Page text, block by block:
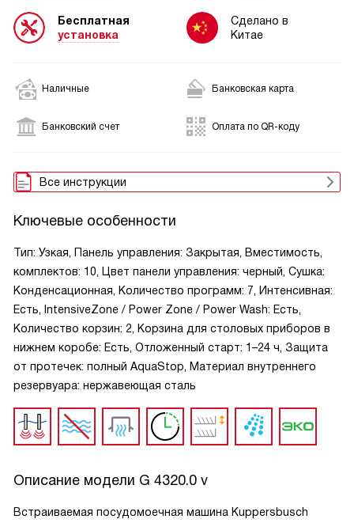
Бесплатная
установка
Сделано в
Китае
Наличные Банковская карта
Банковский счет Оплата по QR-коду
Все инструкции
Ключевые особенности
Тип: Узкая, Панель управления: Закрытая, Вместимость,
комплектов: 10, Цвет панели управления: черный, Сушка:
Конденсационная, Количество программ: 7, Интенсивная:
Есть, IntensiveZone / Power Zone / Power Wash: Есть,
Количество корзин: 2, Корзина для столовых приборов в
нижнем коробе: Есть, Отложенный старт: 1–24 ч, Защита
от протечек: полный AquaStop, Материал внутреннего
резервуара: нержавеющая сталь
Описание модели G 4320.0 v
Встраиваемая посудомоечная машина Kuppersbusch